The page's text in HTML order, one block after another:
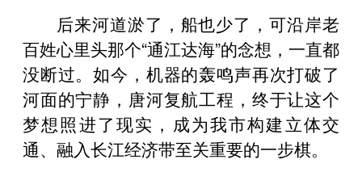
后来河道淤了，船也少了，可沿岸老
百姓心里头那个“通江达海”的念想，一直都
没断过。如今，机器的轰鸣声再次打破了
河面的宁静，唐河复航工程，终于让这个
梦想照进了现实，成为我市构建立体交
通、融入长江经济带至关重要的一步棋。